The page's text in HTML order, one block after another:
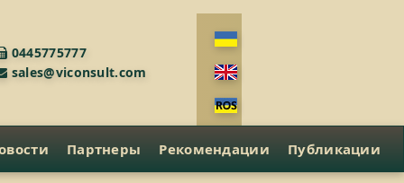
0445775777
sales@viconsult.com
Партнеры Рекомендации Публикации